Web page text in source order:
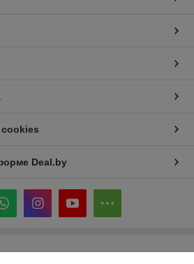
Deal.by